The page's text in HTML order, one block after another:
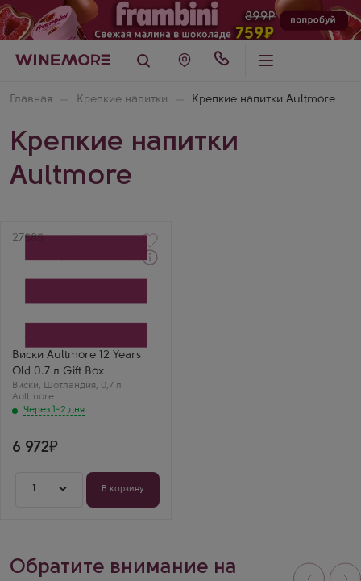
Главная Крепкие напитки Крепкие напитки Aultmore
Крепкие напитки
Aultmore
Артикул
27585
Виски Aultmore 12 Years
Old 0.7 л Gift Box
Виски, Шотландия, 0,7 л
Aultmore
Через 1-2 дня
подарочной коробке
Aultmore
Регион
Спейсайд
Выдержка
12 лет
6 972
1 В корзину
Обратите внимание на